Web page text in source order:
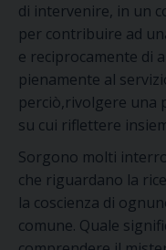
di intervenire, in un
per contribuire ad
e reciprocamente di
pienamente al
perciò,rivolgere una
su cui riflettere
Sorgono molti
che riguardano la
la coscienza di
comune. Quale